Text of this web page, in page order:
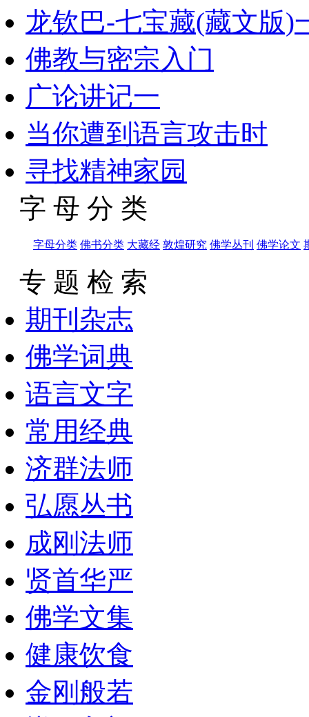
龙钦巴-七宝藏(藏文版)
佛教与密宗入门
广论讲记一
当你遭到语言攻击时
寻找精神家园
字 母 分 类
字母分类 佛书分类 大藏经 敦煌研究 佛学丛刊 佛学论文
专 题 检 索
期刊杂志
佛学词典
语言文字
常用经典
济群法师
弘愿丛书
成刚法师
贤首华严
佛学文集
健康饮食
金刚般若